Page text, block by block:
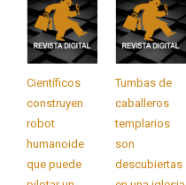
Científicos
construyen
robot
humanoide
que puede
Tumbas de
caballeros
templarios
son
descubiertas